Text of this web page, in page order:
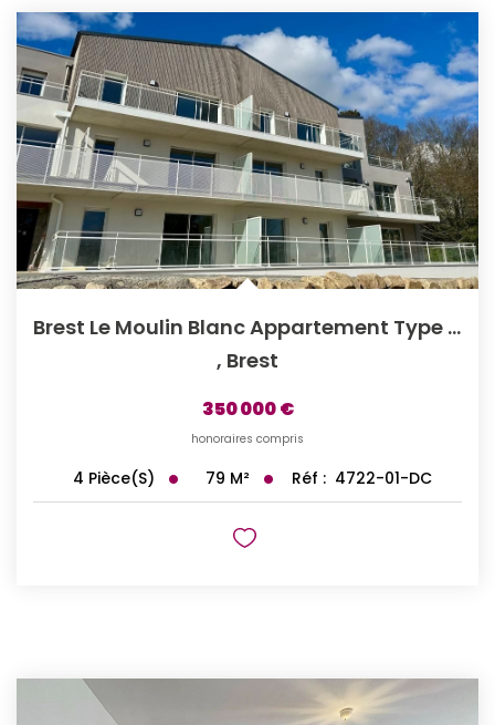
Brest Le Moulin Blanc Appartement Type 4 Terrasse
, Brest
350 000 €
honoraires compris
4 Pièce(s) 79 M² Réf : 4722-01-DC